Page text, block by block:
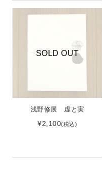
SOLD OUT
浅野修展 虚と実
¥2,100(税込)